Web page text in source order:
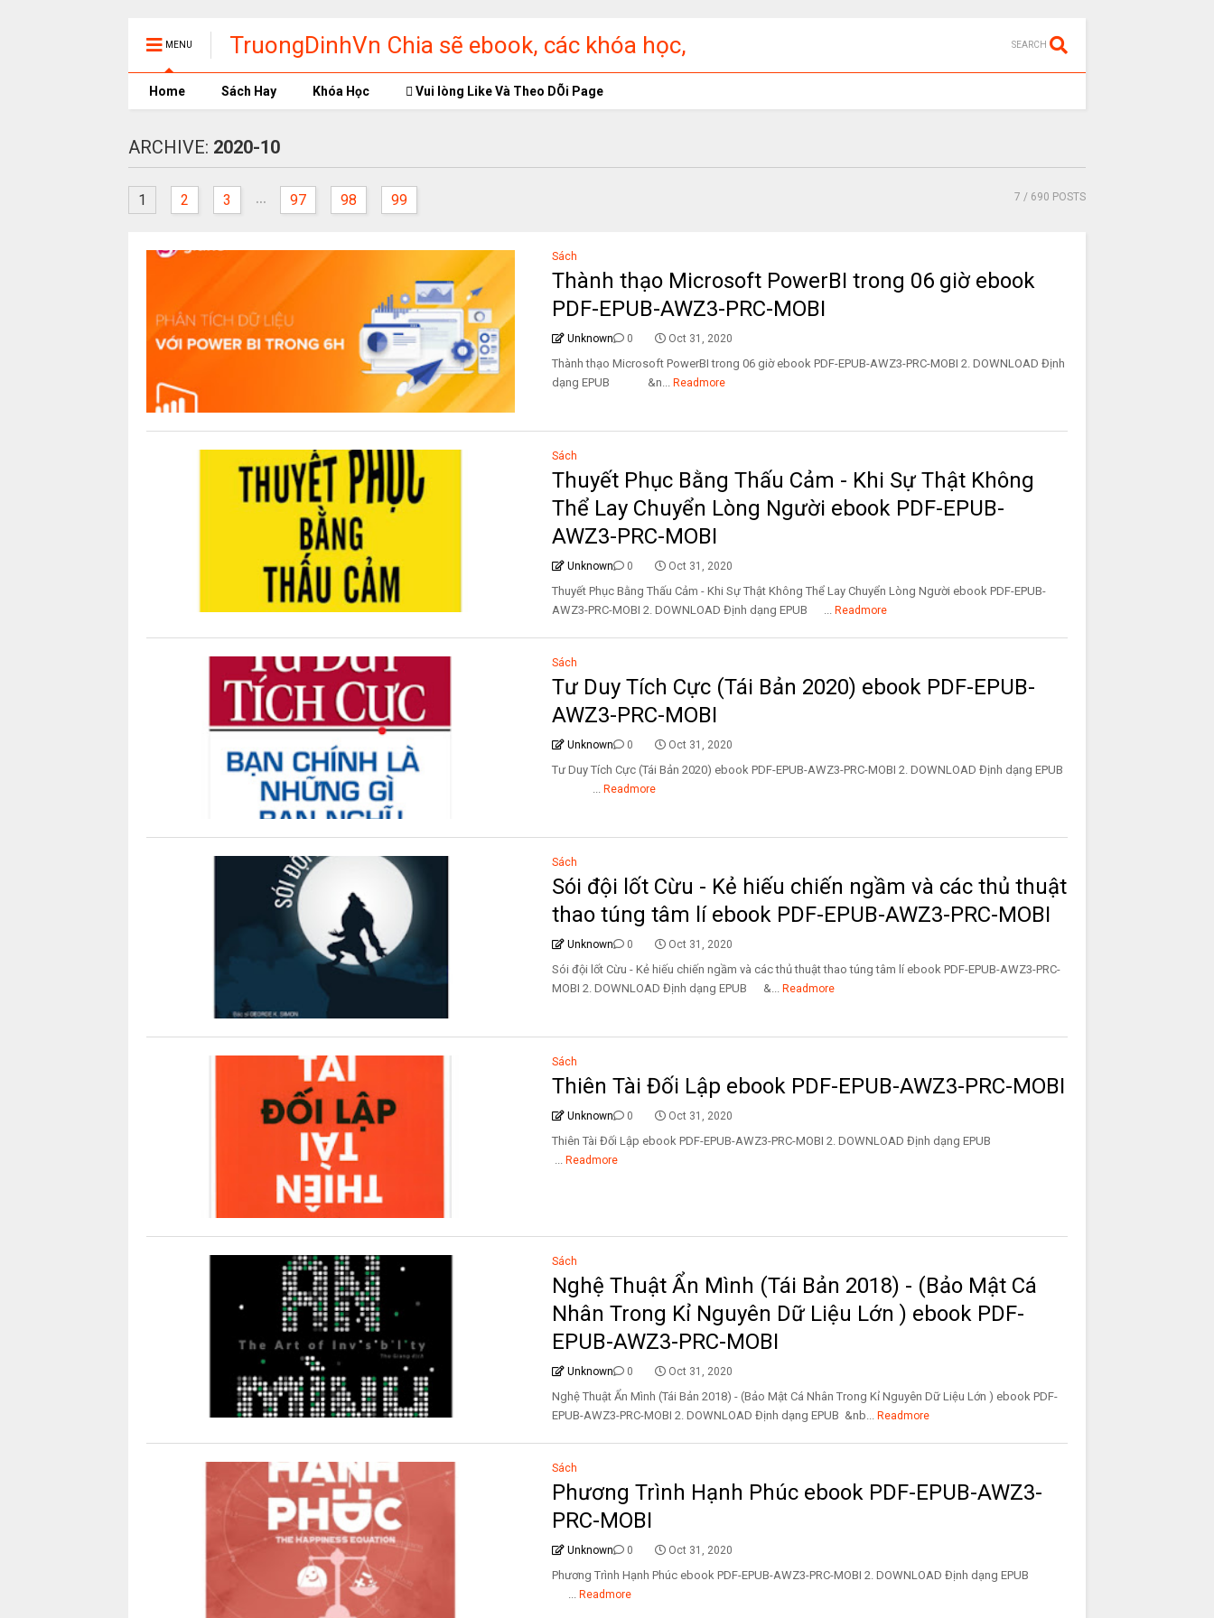
MENU
TruongDinhVn Chia sẽ ebook, các khóa học,
phần mềm học tập miễn phí
SEARCH
Home Sách Hay Khóa Học Vui lòng Like Và Theo DÕi Page
ARCHIVE: 2020-10
1 2 3 ... 97 98 99 7 / 690 POSTS
Sách
Thành thạo Microsoft PowerBI trong 06 giờ ebook
PDF-EPUB-AWZ3-PRC-MOBI
Unknown 0 Oct 31, 2020
Thành thạo Microsoft PowerBI trong 06 giờ ebook PDF-EPUB-AWZ3-PRC-MOBI 2. DOWNLOAD Định
dạng EPUB &n... Readmore
Sách
Thuyết Phục Bằng Thấu Cảm - Khi Sự Thật Không
Thể Lay Chuyển Lòng Người ebook PDF-EPUB-
AWZ3-PRC-MOBI
Unknown 0 Oct 31, 2020
Thuyết Phục Bằng Thấu Cảm - Khi Sự Thật Không Thể Lay Chuyển Lòng Người ebook PDF-EPUB-
AWZ3-PRC-MOBI 2. DOWNLOAD Định dạng EPUB ... Readmore
Sách
Tư Duy Tích Cực (Tái Bản 2020) ebook PDF-EPUB-
AWZ3-PRC-MOBI
Unknown 0 Oct 31, 2020
Tư Duy Tích Cực (Tái Bản 2020) ebook PDF-EPUB-AWZ3-PRC-MOBI 2. DOWNLOAD Định dạng EPUB
... Readmore
Sách
Sói đội lốt Cừu - Kẻ hiếu chiến ngầm và các thủ thuật
thao túng tâm lí ebook PDF-EPUB-AWZ3-PRC-MOBI
Unknown 0 Oct 31, 2020
Sói đội lốt Cừu - Kẻ hiếu chiến ngầm và các thủ thuật thao túng tâm lí ebook PDF-EPUB-AWZ3-PRC-
MOBI 2. DOWNLOAD Định dạng EPUB &... Readmore
Sách
Thiên Tài Đối Lập ebook PDF-EPUB-AWZ3-PRC-MOBI
Unknown 0 Oct 31, 2020
Thiên Tài Đối Lập ebook PDF-EPUB-AWZ3-PRC-MOBI 2. DOWNLOAD Định dạng EPUB
... Readmore
Sách
Nghệ Thuật Ẩn Mình (Tái Bản 2018) - (Bảo Mật Cá
Nhân Trong Kỉ Nguyên Dữ Liệu Lớn ) ebook PDF-
EPUB-AWZ3-PRC-MOBI
Unknown 0 Oct 31, 2020
Nghệ Thuật Ẩn Mình (Tái Bản 2018) - (Bảo Mật Cá Nhân Trong Kỉ Nguyên Dữ Liệu Lớn ) ebook PDF-
EPUB-AWZ3-PRC-MOBI 2. DOWNLOAD Định dạng EPUB &nb... Readmore
Sách
Phương Trình Hạnh Phúc ebook PDF-EPUB-AWZ3-
PRC-MOBI
Unknown 0 Oct 31, 2020
Phương Trình Hạnh Phúc ebook PDF-EPUB-AWZ3-PRC-MOBI 2. DOWNLOAD Định dạng EPUB
... Readmore